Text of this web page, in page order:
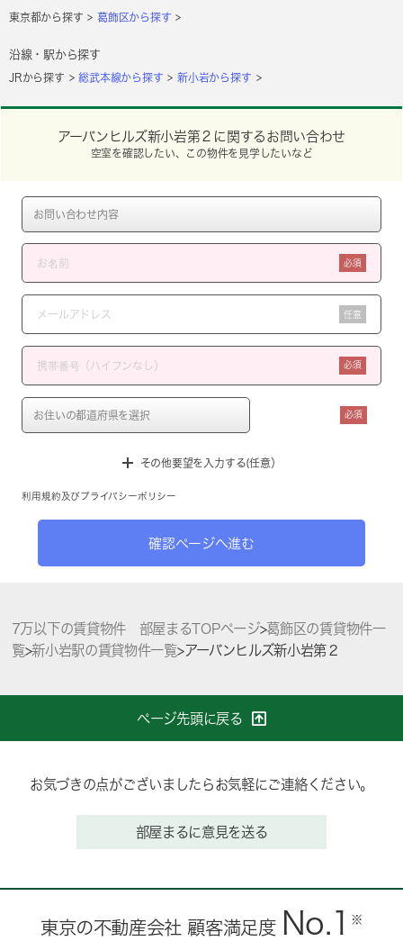
東京都から探す 葛飾区から探す
沿線・駅から探す
JRから探す 総武本線から探す 新小岩から探す
アーバンヒルズ新小岩第２に関するお問い合わせ
空室を確認したい、この物件を見学したいなど
必須
任意
必須
必須
その他要望を入力する(任意）
利用規約 及び プライバシーポリシー
確認ページへ進む
7万以下の賃貸物件 部屋まるTOPページ>葛飾区の賃貸物件一
覧>新小岩駅の賃貸物件一覧>アーバンヒルズ新小岩第２
ページ先頭に戻る
お気づきの点がございましたらお気軽にご連絡ください。
部屋まるに意見を送る
東京の不動産会社 顧客満足度 No.1 ※